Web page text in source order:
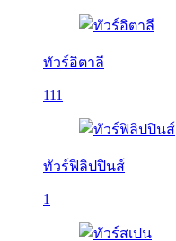
ทัวร์อิตาลี
111
ทัวร์ฟิลิปปินส์
1